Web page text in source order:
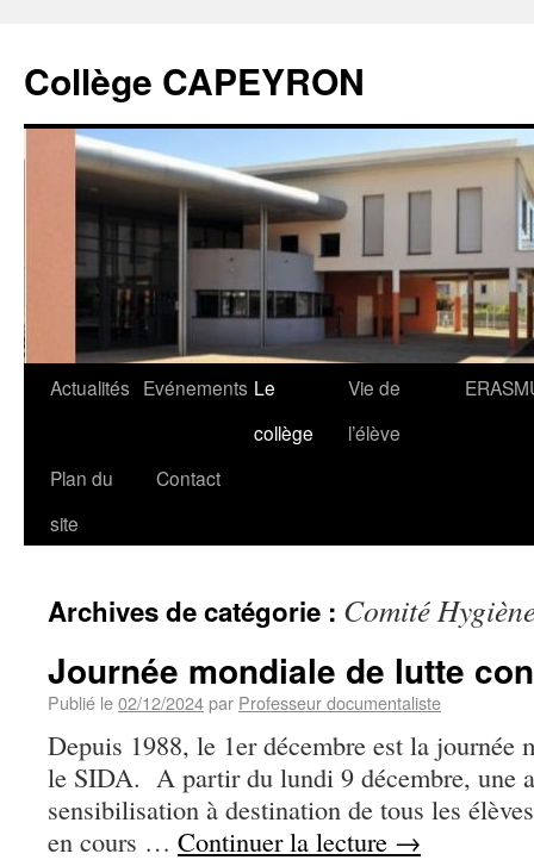
Collège CAPEYRON
Actualités Evénements Le
collège
Vie de
l’élève
Plan du
site
Contact
Archives de catégorie : Comité
Journée mondiale de lutte
Publié le02/12/2024par Professeur documentaliste
Depuis 1988, le 1er décembre est la journée
le SIDA. A partir du lundi 9 décembre, une
sensibilisation à destination de tous les
en cours … Continuer la lecture →